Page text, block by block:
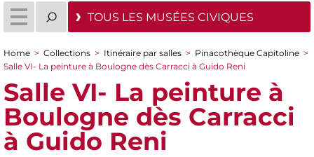
TOUS LES MUSÉES CIVIQUES
You are here
Home > Collections > Itinéraire par salles > Pinacothèque Capitoline >
Salle VI- La peinture à Boulogne dès Carracci à Guido Reni
Salle VI- La peinture à
Boulogne dès Carracci
à Guido Reni